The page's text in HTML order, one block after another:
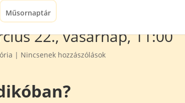
Műsornaptár
22., vasárnap, 11:00
| Nincsenek hozzászólások